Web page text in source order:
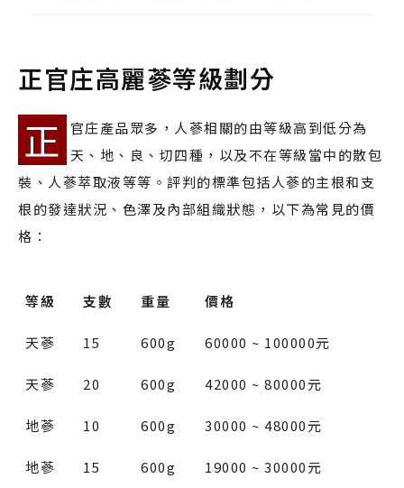
正官庄高麗蔘等級劃分
正
官庄產品眾多，人蔘相關的由等級高到低分為
天、地、良、切四種，以及不在等級當中的散包
裝、人蔘萃取液等等。評判的標準包括人蔘的主根和支
根的發達狀況、色澤及內部組織狀態，以下為常見的價
格：
等級 支數 重量 價格
天蔘 15 600g 60000 ~ 100000元
天蔘 20 600g 42000 ~ 80000元
地蔘 10 600g 30000 ~ 48000元
地蔘 15 600g 19000 ~ 30000元